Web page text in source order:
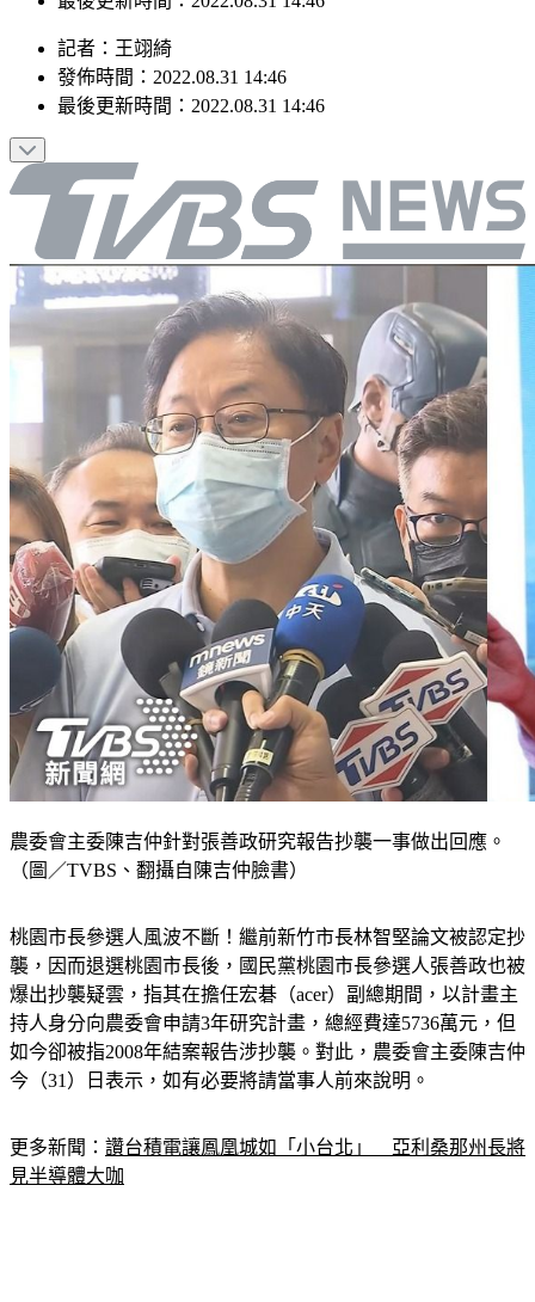
發佈時間：2022.08.31 14:46
最後更新時間：2022.08.31 14:46
（圖／TVBS、翻攝自陳吉仲臉書）
襲，因而退選桃園市長後，國民黨桃園市長參選人張善政也被
爆出抄襲疑雲，指其在擔任宏碁（acer）副總期間，以計畫主
持人身分向農委會申請3年研究計畫，總經費達5736萬元，但
如今卻被指2008年結案報告涉抄襲。對此，農委會主委陳吉仲
今（31）日表示，如有必要將請當事人前來說明。
見半導體大咖